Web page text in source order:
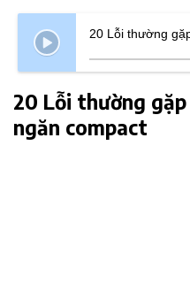
20 Lỗi thường
ngăn compact